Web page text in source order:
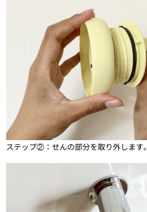
ステップ②：せんの部分を取り外します。